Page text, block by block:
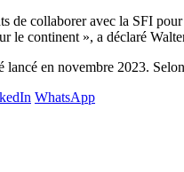
de collaborer avec la SFI
le continent », a déclaré
en novembre 2023.
WhatsApp